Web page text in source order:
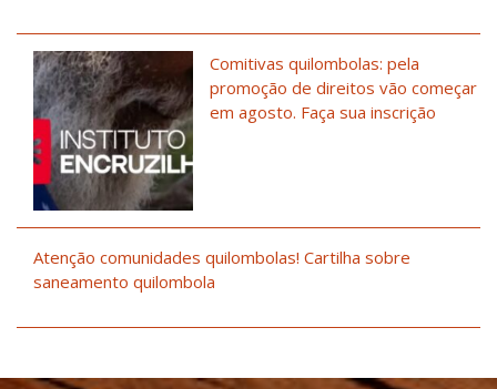
Comitivas quilombolas: pela
promoção de direitos vão começar
em agosto. Faça sua inscrição
Atenção comunidades quilombolas! Cartilha sobre
saneamento quilombola